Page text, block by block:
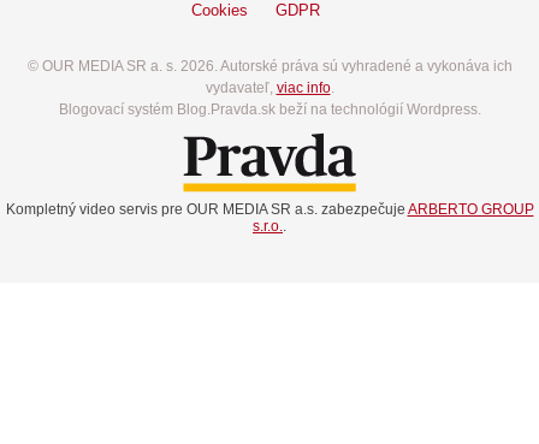
Cookies GDPR
© OUR MEDIA SR a. s. 2026. Autorské práva sú vyhradené a vykonáva ich
vydavateľ, viac info.
Blogovací systém Blog.Pravda.sk beží na technológií Wordpress.
Kompletný video servis pre OUR MEDIA SR a.s. zabezpečuje ARBERTO GROUP
s.r.o..